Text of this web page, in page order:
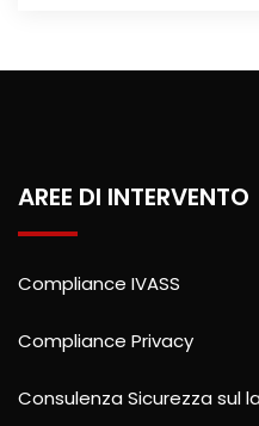
AREE DI INTERVENTO
Compliance IVASS
Compliance Privacy
Consulenza Sicurezza sul